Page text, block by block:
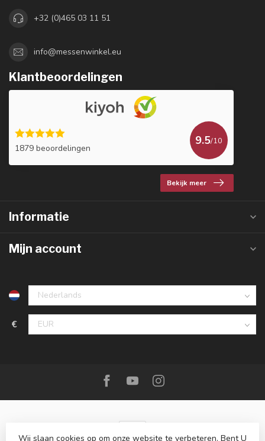
+32 (0)465 03 11 51
info@messenwinkel.eu
Klantbeoordelingen
1879 beoordelingen
9.5/10
Bekijk meer
Informatie
Mijn account
€
Wij slaan cookies op om onze website te verbeteren. Bent U